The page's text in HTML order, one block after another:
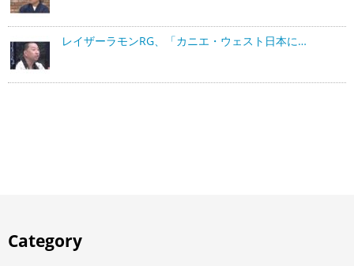
レイザーラモンRG、「カニエ・ウェスト日本に…
Category